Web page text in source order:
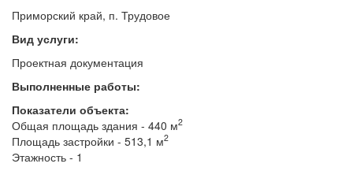
Приморский край, п. Трудовое
Вид услуги:
Проектная документация
Выполненные работы:
Показатели объекта:
Общая площадь здания - 440 м2
Площадь застройки - 513,1 м2
Этажность - 1